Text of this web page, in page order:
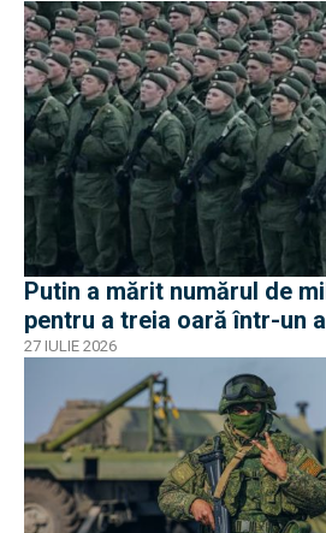
Putin a mărit numărul de
pentru a treia oară într-un
27 IULIE 2026